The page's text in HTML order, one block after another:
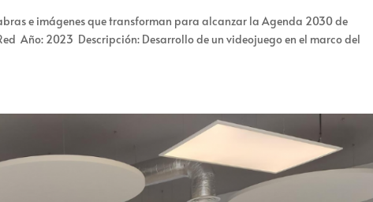
e imágenes que transforman para alcanzar la Agenda 2030 de
Año: 2023 Descripción: Desarrollo de un videojuego en el marco del